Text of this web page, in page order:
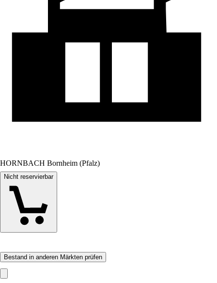
HORNBACH Bornheim (Pfalz)
Nicht reservierbar
Bestand in anderen Märkten prüfen